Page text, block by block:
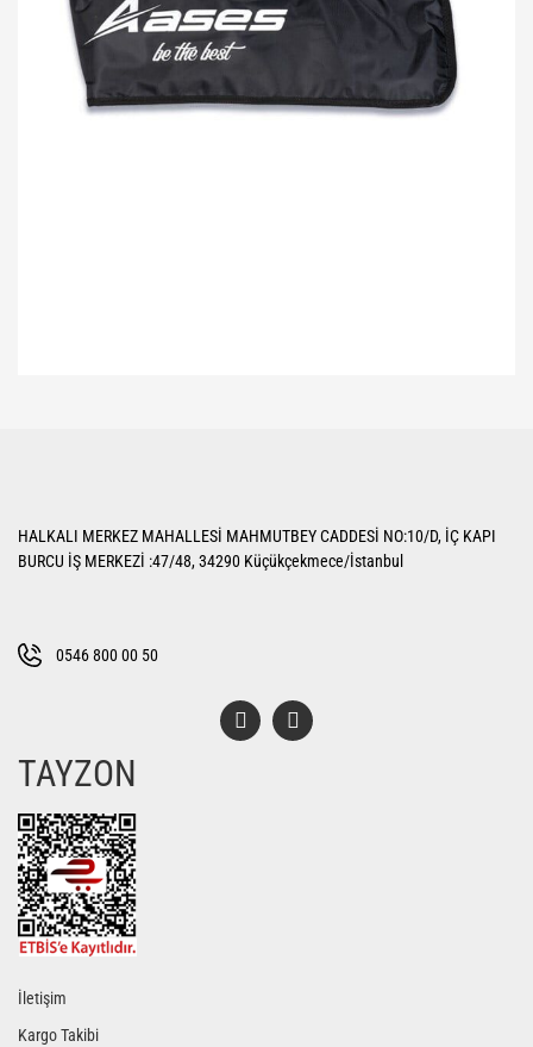
Ürün açıklamasında eksik bilgiler bulunuyor.
Bu ürüne benzer farklı alternatifler olmalı.
HALKALI MERKEZ MAHALLESİ MAHMUTBEY CADDESİ NO:10/D, İÇ KAPI
BURCU İŞ MERKEZİ :47/48, 34290 Küçükçekmece/İstanbul
0546 800 00 50
TAYZON
İletişim
Kargo Takibi